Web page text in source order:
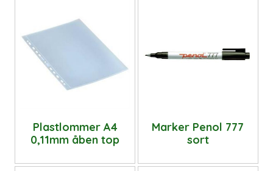
Plastlommer A4
0,11mm åben top
Marker Penol 777
sort